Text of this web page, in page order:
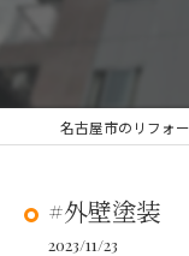
#外壁塗装
2023/11/23